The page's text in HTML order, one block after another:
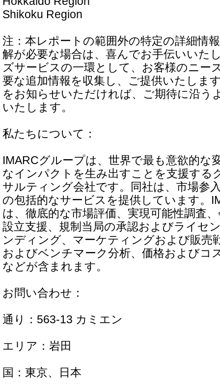
Shikoku Region
注：本レポートの範囲外の特定の詳細情
解が必要な場合は、喜んでお手伝いいた
ズサービスの一環として、お客様のニー
要な追加情報を収集し、ご提供いたしま
をお知らせいただければ、ご期待に沿う
いたします。
私たちについて：
IMARCグループは、世界で最も意欲的な
なインパクトを生み出すことを支援する
サルティング会社です。同社は、市場参
の包括的なサービスを提供しています。
は、徹底的な市場評価、実現可能性調査
設立支援、規制当局の承認およびライセ
ンディング、マーケティングおよび販売
およびベンチマーク分析、価格およびコ
などが含まれます。
お問い合わせ：
通り：563-13 カミエン
エリア：岩田
国：東京、日本